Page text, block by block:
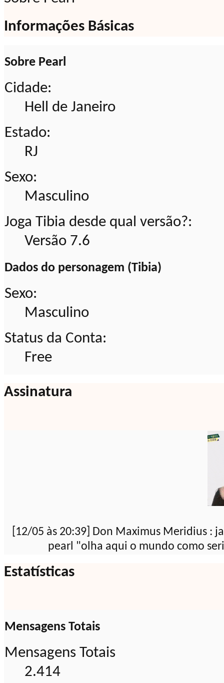
Informações Básicas
Sobre Pearl
Cidade:
Hell de Janeiro
Estado:
RJ
Sexo:
Masculino
Joga Tibia desde qual versão?:
Versão 7.6
Dados do personagem (Tibia)
Sexo:
Masculino
Status da Conta:
Free
Assinatura
[12/05 às 20:39] Don Maximus Meridius :
pearl "olha aqui o mundo como
Estatísticas
Mensagens Totais
Mensagens Totais
2.414